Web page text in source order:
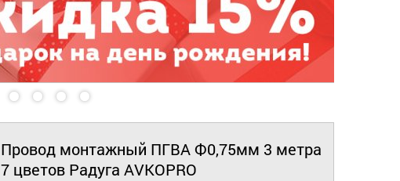
Провод монтажный ПГВА Ф0,75мм 3 метра
7 цветов Радуга AVKOPRO